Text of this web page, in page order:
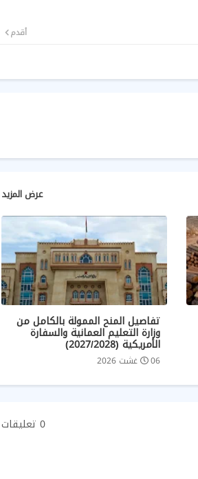
أقدم
عرض المزيد
تفاصيل المنح الممولة بالكامل من
وزارة التعليم العمانية والسفارة
الأمريكية (2027/2028)
06 غشت 2026
0 تعليقات